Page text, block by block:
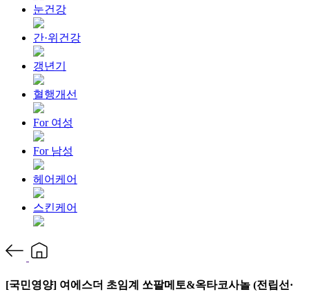
눈건강
간·위건강
갱년기
혈행개선
For 여성
For 남성
헤어케어
스킨케어
[국민영양] 여에스더 초임계 쏘팔메토&옥타코사놀 (전립선·